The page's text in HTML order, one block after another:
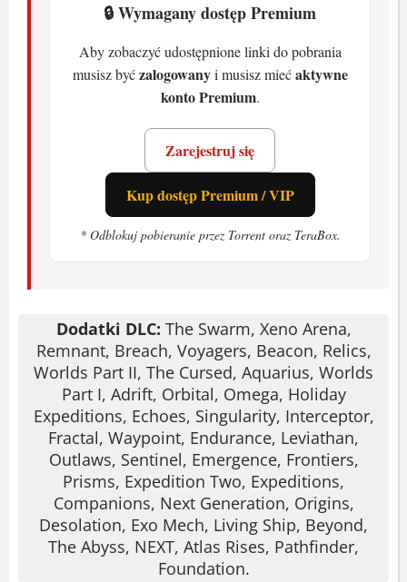
🔒 Wymagany dostęp Premium
Aby zobaczyć udostępnione linki do pobrania
musisz byćzalogowanyi musisz miećaktywne
konto Premium.
Zarejestruj się
Kup dostęp Premium / VIP
* Odblokuj pobieranie przez Torrent oraz TeraBox.
Dodatki DLC: The Swarm, Xeno Arena,
Remnant, Breach, Voyagers, Beacon, Relics,
Worlds Part II, The Cursed, Aquarius, Worlds
Part I, Adrift, Orbital, Omega, Holiday
Expeditions, Echoes, Singularity, Interceptor,
Fractal, Waypoint, Endurance, Leviathan,
Outlaws, Sentinel, Emergence, Frontiers,
Prisms, Expedition Two, Expeditions,
Companions, Next Generation, Origins,
Desolation, Exo Mech, Living Ship, Beyond,
The Abyss, NEXT, Atlas Rises, Pathfinder,
Foundation.